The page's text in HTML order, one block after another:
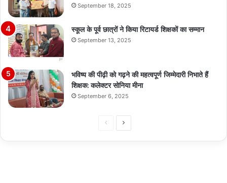
September 18, 2025
स्कूल के पूर्व छात्रों ने किया रिटायर्ड शिक्षकों का सम्मान
September 13, 2025
भविष्य की पीढ़ी को गढ़ने की महत्वपूर्ण जिम्मेदारी निभाते हैं
शिक्षक: कलेक्टर सोनिया मीना
September 6, 2025
PreviousNext